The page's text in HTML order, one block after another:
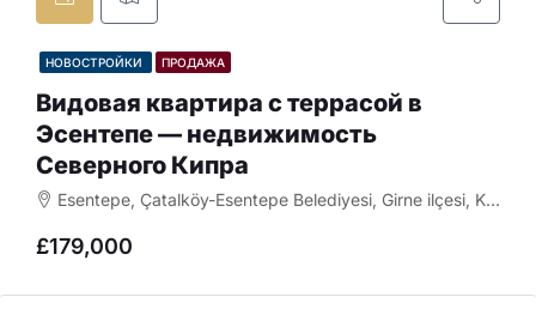
НОВОСТРОЙКИ ПРОДАЖА
Видовая квартира с террасой в
Эсентепе — недвижимость
Северного Кипра
Esentepe, Çatalköy-Esentepe Belediyesi, Girne ilçesi, Kuzey Kıbrıs, 99400, Κύπρος - Kıbrıs
£179,000